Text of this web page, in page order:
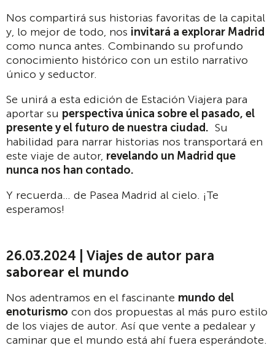
Nos compartirá sus historias favoritas de la capital
y, lo mejor de todo, nos invitará a explorar Madrid
como nunca antes. Combinando su profundo
conocimiento histórico con un estilo narrativo
único y seductor.
Se unirá a esta edición de Estación Viajera para
aportar su perspectiva única sobre el pasado, el
presente y el futuro de nuestra ciudad. Su
habilidad para narrar historias nos transportará en
este viaje de autor, revelando un Madrid que
nunca nos han contado.
Y recuerda… de Pasea Madrid al cielo. ¡Te
esperamos!
26.03.2024 | Viajes de autor para
saborear el mundo
Nos adentramos en el fascinante mundo del
enoturismo con dos propuestas al más puro estilo
de los viajes de autor. Así que vente a pedalear y
caminar que el mundo está ahí fuera esperándote.